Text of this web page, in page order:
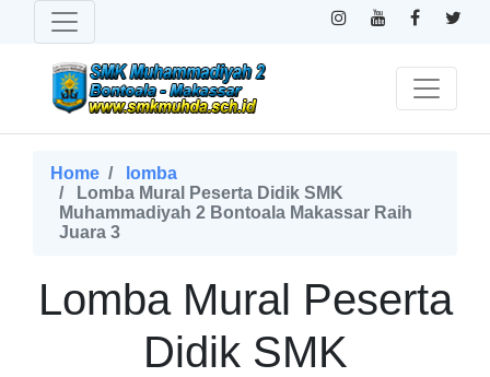
Home
lomba
Lomba Mural Peserta Didik SMK
Muhammadiyah 2 Bontoala Makassar Raih
Juara 3
Lomba Mural Peserta
Didik SMK